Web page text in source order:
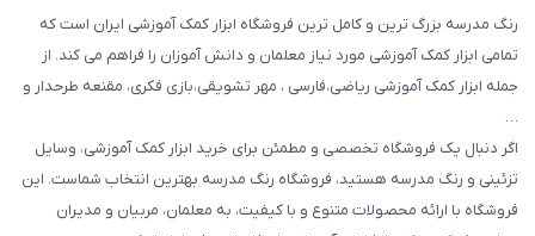
رنگ مدرسه بزرگ ترین و کامل ترین فروشگاه ابزار کمک آموزشی ایران است که
تمامی ابزار کمک آموزشی مورد نیاز معلمان و دانش آموزان را فراهم می کند. از
جمله ابزار کمک آموزشی ریاضی،فارسی ، مهر تشویقی،بازی فکری، مقنعه طرحدار و
…
اگر دنبال یک فروشگاه تخصصی و مطمئن برای خرید ابزار کمک آموزشی، وسایل
تزئینی و رنگ مدرسه هستید، فروشگاه رنگ مدرسه بهترین انتخاب شماست. این
فروشگاه با ارائه محصولات متنوع و با کیفیت، به معلمان، مربیان و مدیران